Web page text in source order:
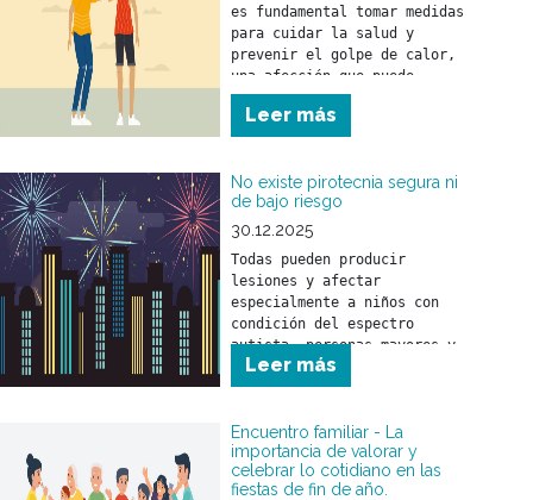
es fundamental tomar medidas
para cuidar la salud y
prevenir el golpe de calor,
una afección que puede
afectar a personas de
Leer más
No existe pirotecnia segura ni
de bajo riesgo
30.12.2025
Todas pueden producir
lesiones y afectar
especialmente a niños con
condición del espectro
autista, personas mayores y
animales.
Leer más
Encuentro familiar - La
importancia de valorar y
celebrar lo cotidiano en las
fiestas de fin de año.